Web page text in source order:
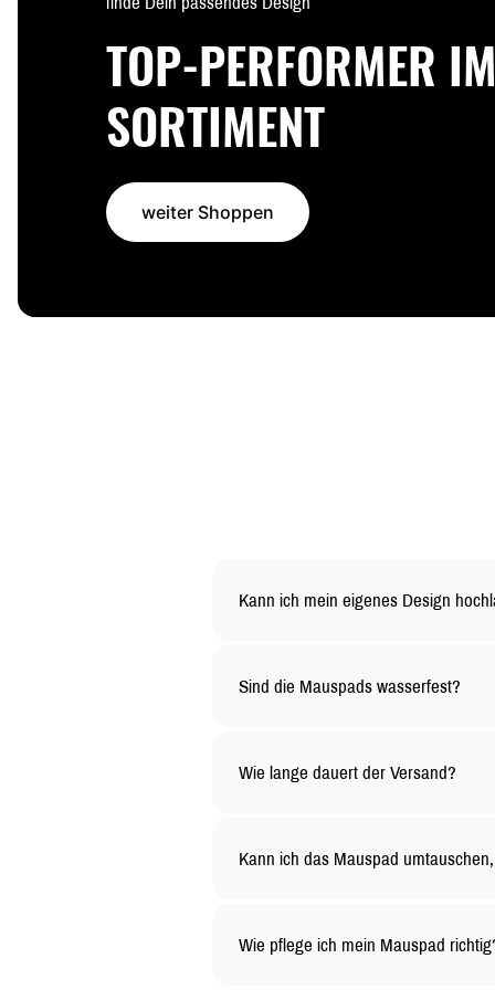
TOP-PERFORMER IM
SORTIMENT
weiter Shoppen
Kann ich mein eigenes Design
den Rest.
Sind die Mauspads wasserfest?
lange sauber bleibt
Wie lange dauert der Versand?
etwas länger dauern.
Kann ich das Mauspad
gelten besondere Bedingungen –
Wie pflege ich mein Mauspad